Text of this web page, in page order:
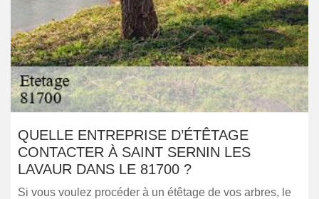
QUELLE ENTREPRISE D’ÉTÊTAGE
CONTACTER À SAINT SERNIN LES
LAVAUR DANS LE 81700 ?
Si vous voulez procéder à un étêtage de vos arbres, le